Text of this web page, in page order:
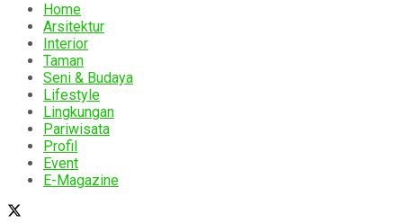
Home
Arsitektur
Interior
Taman
Seni & Budaya
Lifestyle
Lingkungan
Pariwisata
Profil
Event
E-Magazine